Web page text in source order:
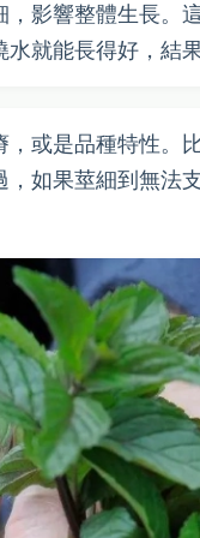
影響整體生長。
就能長得好，結
或是品種特性。
如果莖細到無法